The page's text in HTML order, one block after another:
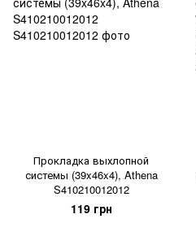
Прокладка выхлопной
системы (39x46x4), Athena
S410210012012
119 грн